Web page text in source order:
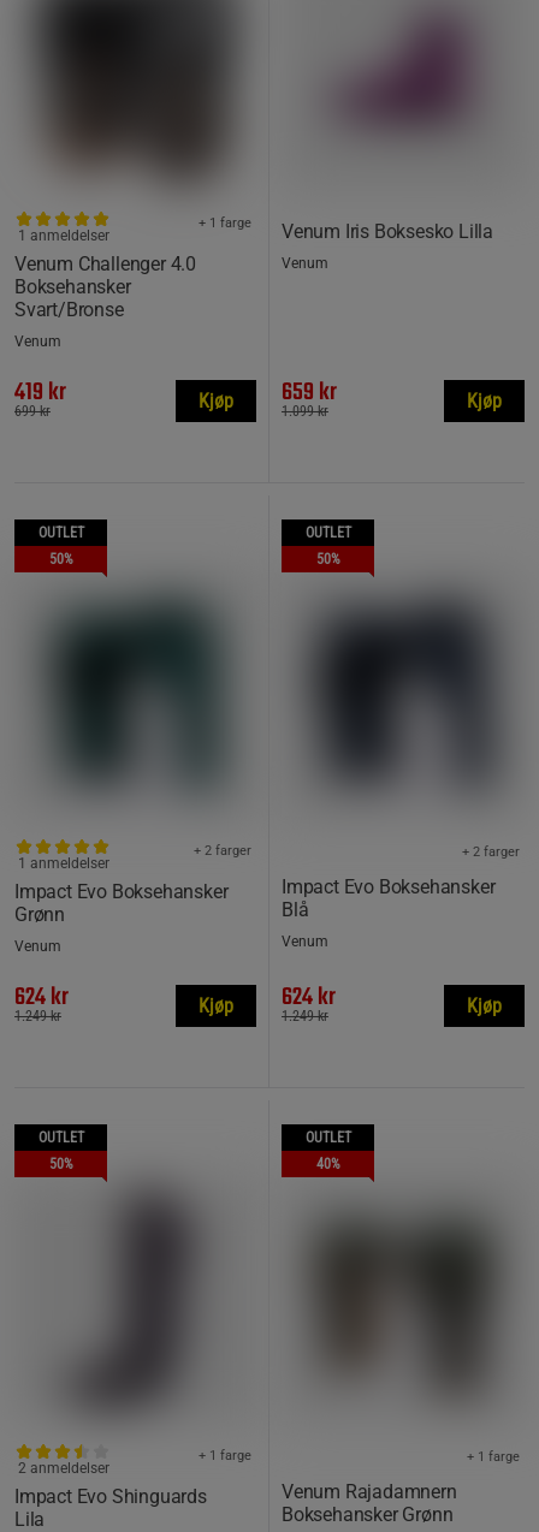
Venum Challenger 4.0
Boksehansker
Svart/Bronse
+ 1 farge
1 anmeldelser
Venum
419 kr
699 kr Kjøp
Venum Iris Boksesko Lilla
Venum
659 kr
1.099 kr Kjøp
OUTLET
50%
Impact Evo Boksehansker
Grønn
+ 2 farger
1 anmeldelser
Venum
624 kr
1.249 kr Kjøp
OUTLET
50%
Impact Evo Boksehansker
Blå
+ 2 farger
Venum
624 kr
1.249 kr Kjøp
OUTLET
50%
Impact Evo Shinguards
Lila
+ 1 farge
2 anmeldelser
OUTLET
40%
Venum Rajadamnern
Boksehansker Grønn
+ 1 farge